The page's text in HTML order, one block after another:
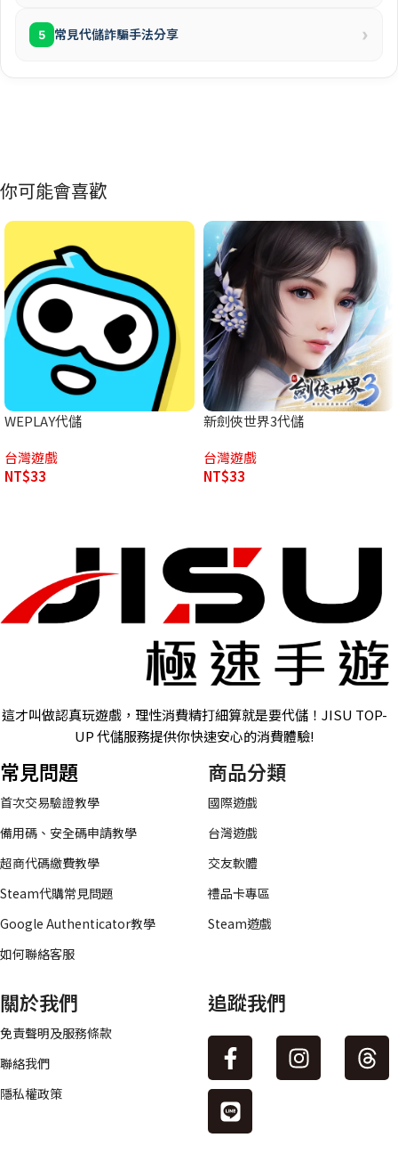
5 常見代儲詐騙手法分享 ›
你可能會喜歡
WEPLAY代儲
台灣遊戲
NT$33
新劍俠世界3代儲
台灣遊戲
NT$33
這才叫做認真玩遊戲，理性消費精打細算就是要代儲！JISU TOP-
UP 代儲服務提供你快速安心的消費體驗!
常見問題
首次交易驗證教學
備用碼、安全碼申請教學
超商代碼繳費教學
Steam代購常見問題
Google Authenticator教學
如何聯絡客服
商品分類
國際遊戲
台灣遊戲
交友軟體
禮品卡專區
Steam遊戲
關於我們
免責聲明及服務條款
聯絡我們
隱私權政策
追蹤我們